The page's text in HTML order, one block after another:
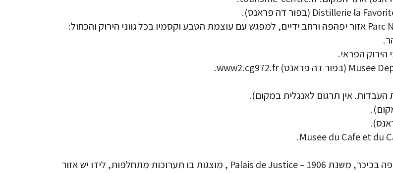
שמורת הטבע בפארק Parc Naturel Regional de la Martinique אזור יפהפה ורחב ידיים, למפגש עם עוצמת הטבע וקסמיו בכל גווני הירוק והכחול:
היכל הצדק (שכיום כבר לא משמש כבית משפט) מבנה יפהפה בכיכר, משנת 1906 – Palais de Justice , מוצגות בו תערוכות מתחלפות, לידו יש אזור